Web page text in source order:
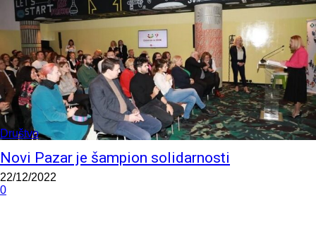
Društvo
Novi Pazar je šampion solidarnosti
22/12/2022
0